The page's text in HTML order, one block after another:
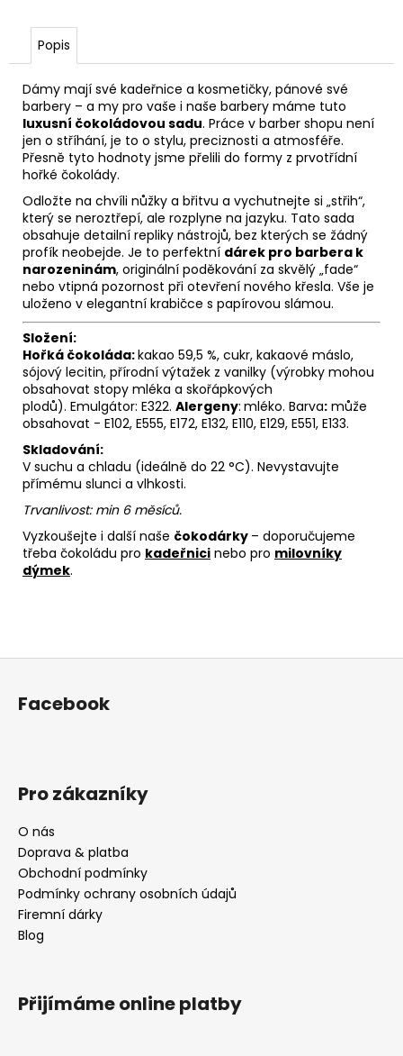
Popis
Dámy mají své kadeřnice a kosmetičky, pánové své
barbery – a my pro vaše i naše barbery máme tuto
luxusní čokoládovou sadu. Práce v barber shopu není
jen o stříhání, je to o stylu, preciznosti a atmosféře.
Přesně tyto hodnoty jsme přelili do formy z prvotřídní
hořké čokolády.
Odložte na chvíli nůžky a břitvu a vychutnejte si „střih“,
který se neroztřepí, ale rozplyne na jazyku. Tato sada
obsahuje detailní repliky nástrojů, bez kterých se žádný
profík neobejde. Je to perfektní dárek pro barbera k
narozeninám, originální poděkování za skvělý „fade“
nebo vtipná pozornost při otevření nového křesla. Vše je
uloženo v elegantní krabičce s papírovou slámou.
Složení:
Hořká čokoláda:kakao 59,5 %, cukr, kakaové máslo,
sójový lecitin, přírodní výtažek z vanilky (výrobky mohou
obsahovat stopy mléka a skořápkových
plodů). Emulgátor: E322. Alergeny: mléko. Barva: může
obsahovat - E102, E555, E172, E132, E110, E129, E551, E133.
Skladování:
V suchu a chladu (ideálně do 22 °C). Nevystavujte
přímému slunci a vlhkosti.
Trvanlivost: min 6 měsíců.
Vyzkoušejte i další naše čokodárky – doporučujeme
třeba čokoládu pro kadeřnici nebo pro milovníky
dýmek.
Z
Facebook
Pro zákazníky
O nás
Doprava & platba
Obchodní podmínky
Podmínky ochrany osobních údajů
Firemní dárky
Blog
Přijímáme online platby